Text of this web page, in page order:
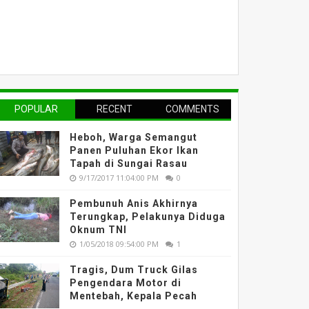
POPULAR RECENT COMMENTS
Heboh, Warga Semangut
Panen Puluhan Ekor Ikan
Tapah di Sungai Rasau
9/17/2017 11:04:00 PM 0
Pembunuh Anis Akhirnya
Terungkap, Pelakunya Diduga
Oknum TNI
1/05/2018 09:54:00 PM 1
Tragis, Dum Truck Gilas
Pengendara Motor di
Mentebah, Kepala Pecah